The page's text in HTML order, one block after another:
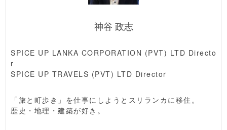
神谷 政志
SPICE UP LANKA CORPORATION (PVT) LTD Directo
r
SPICE UP TRAVELS (PVT) LTD Director
「旅と町歩き」を仕事にしようとスリランカに移住。
歴史・地理・建築が好き。